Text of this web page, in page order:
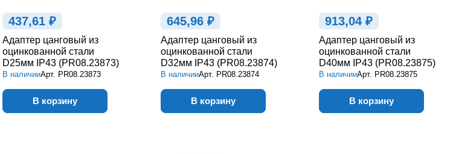
437,61 ₽
Адаптер цанговый из
оцинкованной стали
D25мм IP43 (PR08.23873)
В наличииАрт. PR08.23873
В корзину
645,96 ₽
Адаптер цанговый из
оцинкованной стали
D32мм IP43 (PR08.23874)
В наличииАрт. PR08.23874
В корзину
913,04 ₽
Адаптер цанговый из
оцинкованной стали
D40мм IP43 (PR08.23875)
В наличииАрт. PR08.23875
В корзину